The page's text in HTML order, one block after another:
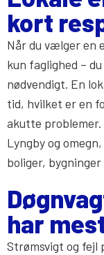
kort
Når du vælger en
kun faglighed –
nødvendigt. En
tid, hvilket er en
akutte
Lyngby og
boliger,
har
Strømsvigt og fejl